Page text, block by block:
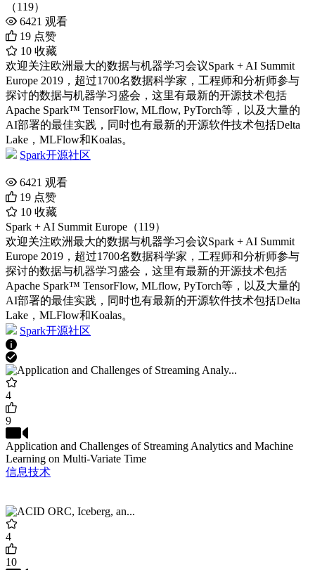
（119）
6421 观看
19 点赞
10 收藏
欢迎关注欧洲最大的数据与机器学习会议Spark + AI Summit
Europe 2019，超过1700名数据科学家，工程师和分析师参与
探讨的数据与机器学习盛会，这里有最新的开源技术包括
Apache Spark™ TensorFlow, MLflow, PyTorch等，以及大量的
AI部署的最佳实践，同时也有最新的开源软件技术包括Delta
Lake，MLFlow和Koalas。
Spark开源社区
6421 观看
19 点赞
10 收藏
Spark + AI Summit Europe（119）
欢迎关注欧洲最大的数据与机器学习会议Spark + AI Summit
Europe 2019，超过1700名数据科学家，工程师和分析师参与
探讨的数据与机器学习盛会，这里有最新的开源技术包括
Apache Spark™ TensorFlow, MLflow, PyTorch等，以及大量的
AI部署的最佳实践，同时也有最新的开源软件技术包括Delta
Lake，MLFlow和Koalas。
Spark开源社区
4
9
Application and Challenges of Streaming Analytics and Machine
Learning on Multi-Variate Time
信息技术
4
10